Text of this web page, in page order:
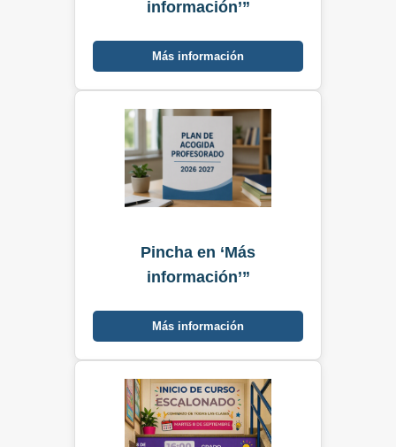
información’”
Más información
Pincha en ‘Más
información’”
Más información